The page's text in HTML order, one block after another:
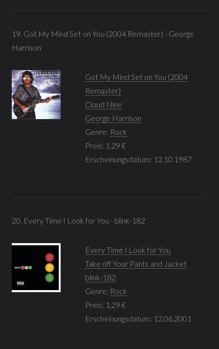
19. Got My Mind Set on You (2004 Remaster) - George
Harrison
Got My Mind Set on You (2004
Remaster)
Cloud Nine
George Harrison
Genre: Rock
Preis: 1,29 €
Erscheinungsdatum: 12.10.1987
20. Every Time I Look for You - blink-182
Every Time I Look for You
Take off Your Pants and Jacket
blink-182
Genre: Rock
Preis: 1,29 €
Erscheinungsdatum: 12.06.2001